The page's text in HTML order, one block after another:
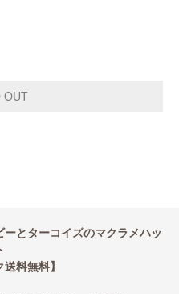
とターコイズのマクラメハッ
送料無料】